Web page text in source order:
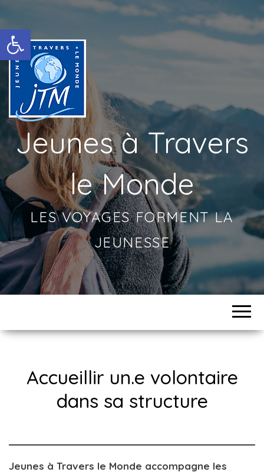
Ouvrir la barre d’outils
Jeunes à Travers
le Monde
LES VOYAGES FORMENT LA
JEUNESSE
Accueillir un.e volontaire
dans sa structure
Jeunes à Travers le Monde accompagne les